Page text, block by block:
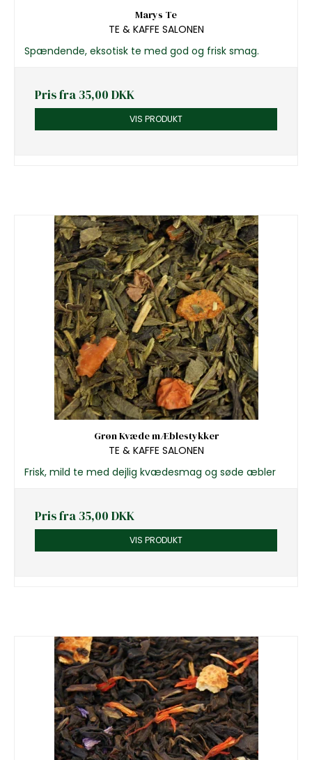
Marys Te
TE & KAFFE SALONEN
Spændende, eksotisk te med god og frisk smag.
Pris fra35,00 DKK
VIS PRODUKT
Grøn Kvæde mÆblestykker
TE & KAFFE SALONEN
Frisk, mild te med dejlig kvædesmag og søde æbler
Pris fra35,00 DKK
VIS PRODUKT